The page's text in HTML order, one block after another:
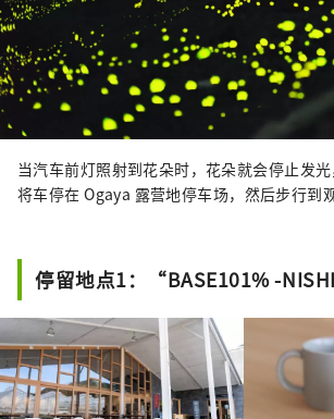
当汽车前灯照射到花朵时，花朵就会停止发
将车停在 Ogaya 露营地停车场，然后步行到
停留地点1：“BASE101% -